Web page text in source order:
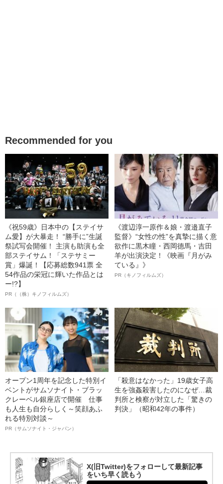
Recommended for you
《祝59歳》日本中の【ステイサ
ム愛】が大暴走！ “勝手に”生誕
祭試写会開催！ 主演も助演も全
部ステイサム！「ステサミー
賞」爆誕！【応募総数941票 全
54作品の栄冠に輝いた作品とは
ー!?】
PR（（株）キノフィルムズ）
《渡辺淳一原作＆娘・渡邉直子
監督》“女性の性”を真摯に描く意
欲作に黒木瞳・西岡德馬・吉田
羊が出演決定！《映画『月がみ
ている』》
PR（キノフィルムズ）
オープン1周年を記念した特別イ
ベントがサムソナイト・ブラッ
クレーベル銀座店で開催 仕事
も人生も自分らしく～笑顔あふ
れる特別対談～
PR（サムソナイト・ジャパン）
「殺意はなかった」19歳女子高
生を強姦殺害したのになぜ…裁
判所と検察が対立した「驚きの
判決」（昭和42年の事件）
X(旧Twitter)をフォローして最新記事
をいち早く読もう